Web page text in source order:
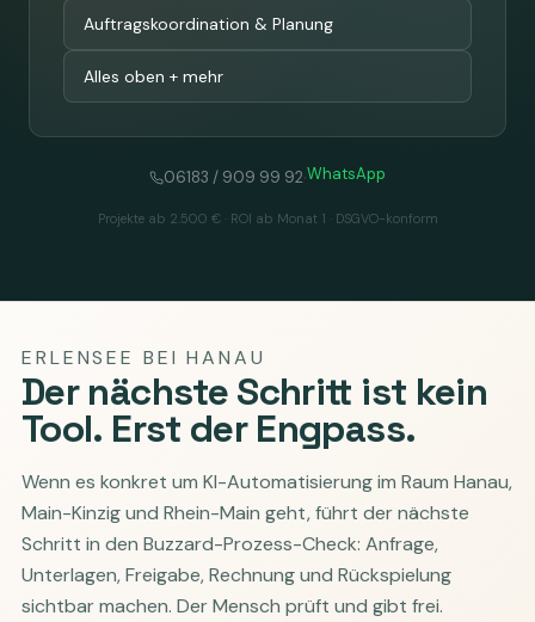
Auftragskoordination & Planung
Alles oben + mehr
06183 / 909 99 92·WhatsApp
Projekte ab 2.500 € · ROI ab Monat 1 · DSGVO-konform
ERLENSEE BEI HANAU
Der nächste Schritt ist kein
Tool. Erst der Engpass.
Wenn es konkret um KI-Automatisierung im Raum Hanau,
Main-Kinzig und Rhein-Main geht, führt der nächste
Schritt in den Buzzard-Prozess-Check: Anfrage,
Unterlagen, Freigabe, Rechnung und Rückspielung
sichtbar machen. Der Mensch prüft und gibt frei.